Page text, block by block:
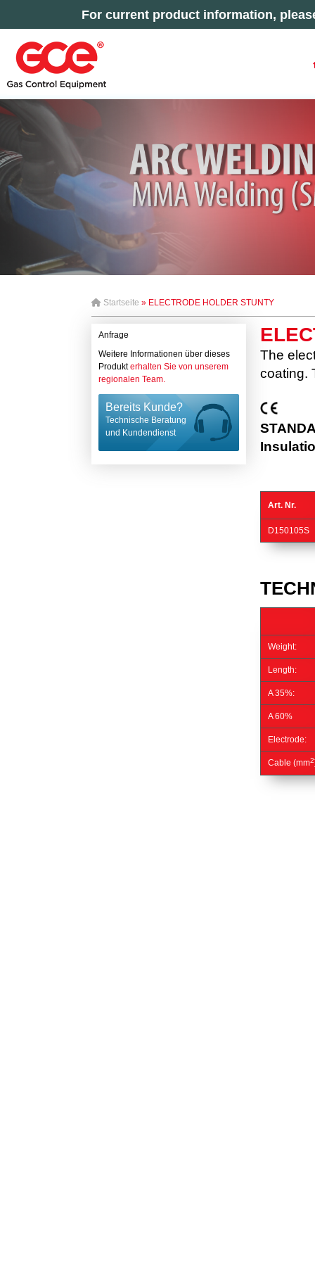
For current product information,
Startseite » ELECTRODE HOLDER STUNTY
Anfrage
Weitere Informationen über dieses
Produkterhalten Sie von unserem
regionalen Team.
Bereits Kunde?
Technische Beratung
und Kundendienst
The
coating.
Art. Nr.
D150105S
Weight:
Length:
A 35%:
A 60%
Electrode:
Cable (mm2